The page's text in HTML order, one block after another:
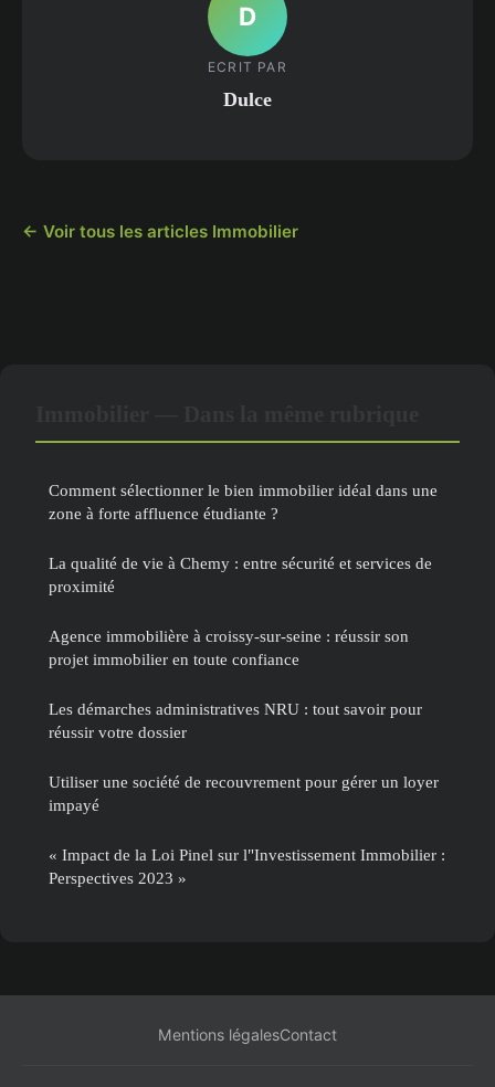
D
ECRIT PAR
Dulce
← Voir tous les articles Immobilier
Comment sélectionner le bien immobilier idéal dans une
zone à forte affluence étudiante ?
La qualité de vie à Chemy : entre sécurité et services de
proximité
Agence immobilière à croissy-sur-seine : réussir son
projet immobilier en toute confiance
Les démarches administratives NRU : tout savoir pour
réussir votre dossier
Utiliser une société de recouvrement pour gérer un loyer
impayé
« Impact de la Loi Pinel sur l"Investissement Immobilier :
Perspectives 2023 »
Mentions légalesContact